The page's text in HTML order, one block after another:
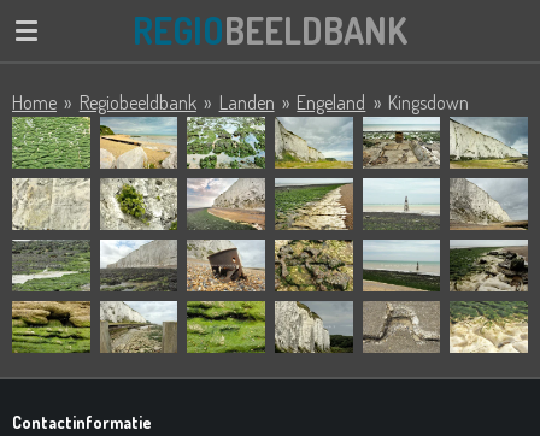
Ga
de
hoofdinhoud
REGIOBEELDBANK
Home » Regiobeeldbank » Landen » Engeland » Kingsdown
Contactinformatie